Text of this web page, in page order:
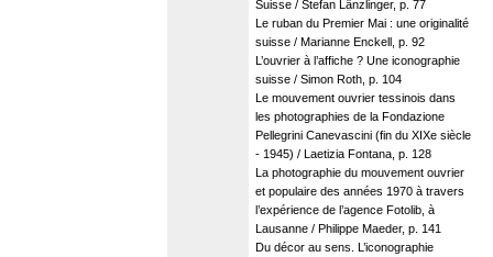
Suisse / Stefan Länzlinger, p. 77
Le ruban du Premier Mai : une originalité
suisse / Marianne Enckell, p. 92
L’ouvrier à l’affiche ? Une iconographie
suisse / Simon Roth, p. 104
Le mouvement ouvrier tessinois dans
les photographies de la Fondazione
Pellegrini Canevascini (fin du XIXe siècle
- 1945) / Laetizia Fontana, p. 128
La photographie du mouvement ouvrier
et populaire des années 1970 à travers
l’expérience de l’agence Fotolib, à
Lausanne / Philippe Maeder, p. 141
Du décor au sens. L’iconographie